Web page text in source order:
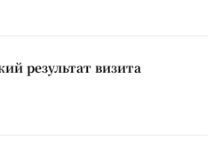
результат визита